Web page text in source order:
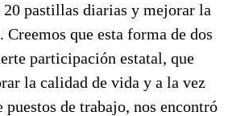
20 pastillas diarias y mejorar la
Creemos que esta forma de dos
participación estatal, que
la calidad de vida y a la vez
puestos de trabajo, nos encontró